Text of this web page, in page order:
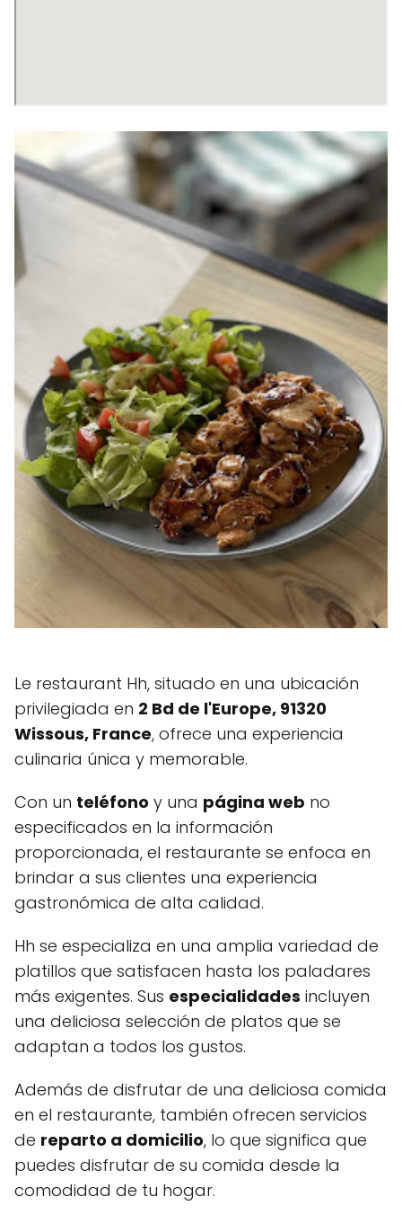
Le restaurant Hh, situado en una ubicación
privilegiada en 2 Bd de l'Europe, 91320
Wissous, France, ofrece una experiencia
culinaria única y memorable.
Con un teléfono y una página web no
especificados en la información
proporcionada, el restaurante se enfoca en
brindar a sus clientes una experiencia
gastronómica de alta calidad.
Hh se especializa en una amplia variedad de
platillos que satisfacen hasta los paladares
más exigentes. Sus especialidades incluyen
una deliciosa selección de platos que se
adaptan a todos los gustos.
Además de disfrutar de una deliciosa comida
en el restaurante, también ofrecen servicios
de reparto a domicilio, lo que significa que
puedes disfrutar de su comida desde la
comodidad de tu hogar.